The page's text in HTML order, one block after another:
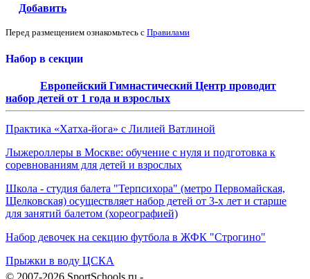
Добавить
Перед размещением ознакомьтесь с Правилами
Набор в секции
Европейский Гимнастический Центр проводит
набор детей от 1 года и взрослых
Практика «Хатха-йога» с Лилией Ватлиной
Лыжероллеры в Москве: обучение с нуля и подготовка к
соревнованиям для детей и взрослых
Школа - студия балета "Терпсихора" (метро Первомайская,
Щелковская) осуществляет набор детей от 3-х лет и старше
для занятий балетом (хореографией)
Набор девочек на секцию футбола в ЖФК "Строгино"
Прыжки в воду ЦСКА